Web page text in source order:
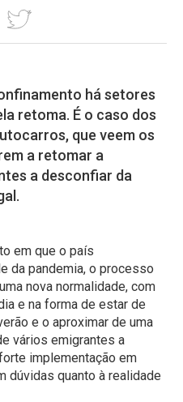
há setores
retoma. É o caso dos
que veem os
a retomar a
a desconfiar da
em que o país
da pandemia, o processo
nova normalidade, com
e na forma de estar de
e o aproximar de uma
vários emigrantes a
implementação em
dúvidas quanto à realidade